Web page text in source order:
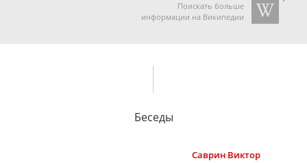
Поискать больше
информации на Википедии
Беседы
Саврин Виктор